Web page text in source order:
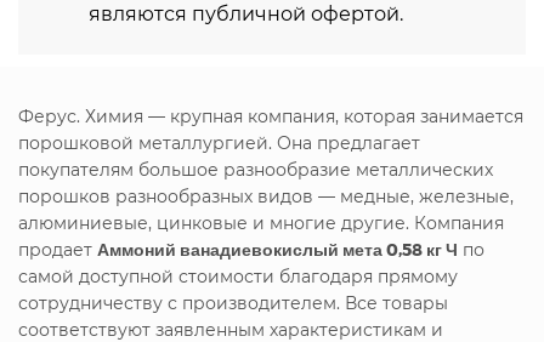
являются публичной офертой.
Ферус. Химия — крупная компания, которая занимается
порошковой металлургией. Она предлагает
покупателям большое разнообразие металлических
порошков разнообразных видов — медные, железные,
алюминиевые, цинковые и многие другие. Компания
продает Аммоний ванадиевокислый мета 0,58 кг Ч по
самой доступной стоимости благодаря прямому
сотрудничеству с производителем. Все товары
соответствуют заявленным характеристикам и